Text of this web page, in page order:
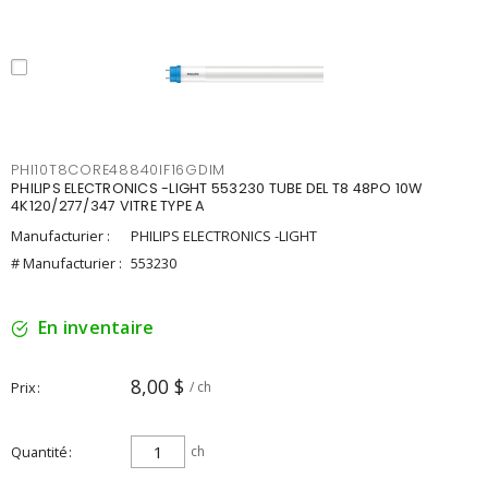
PHI10T8CORE48840IF16GDIM
PHILIPS ELECTRONICS -LIGHT 553230 TUBE DEL T8 48PO 10W
4K120/277/347 VITRE TYPE A
Manufacturier :
PHILIPS ELECTRONICS -LIGHT
# Manufacturier : 553230
En inventaire
Prix 8,00 $ / ch
Quantité ch